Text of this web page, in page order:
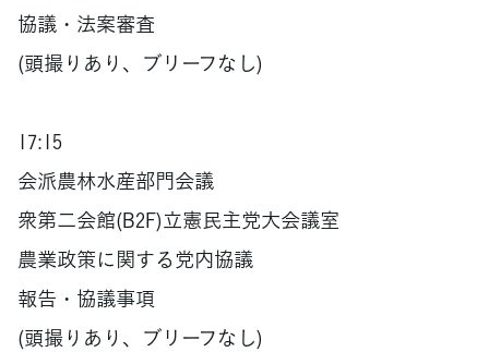
協議・法案審査
(頭撮りあり、ブリーフなし)
17:15
会派農林水産部門会議
衆第二会館(B2F)立憲民主党大会議室
農業政策に関する党内協議
報告・協議事項
(頭撮りあり、ブリーフなし)